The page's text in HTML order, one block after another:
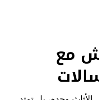
مع